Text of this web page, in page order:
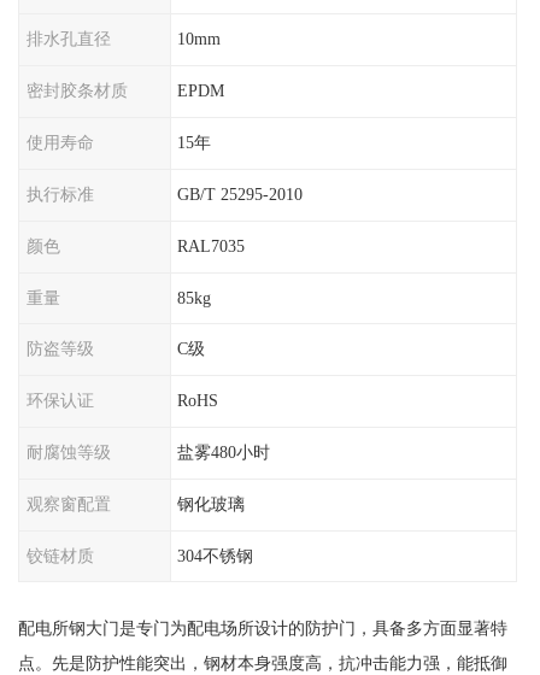
排水孔直径 10mm
密封胶条材质 EPDM
使用寿命 15年
执行标准 GB/T 25295-2010
颜色 RAL7035
重量 85kg
防盗等级 C级
环保认证 RoHS
耐腐蚀等级 盐雾480小时
观察窗配置 钢化玻璃
铰链材质 304不锈钢
配电所钢大门是专门为配电场所设计的防护门，具备多方面显著特
点。先是防护性能突出，钢材本身强度高，抗冲击能力强，能抵御